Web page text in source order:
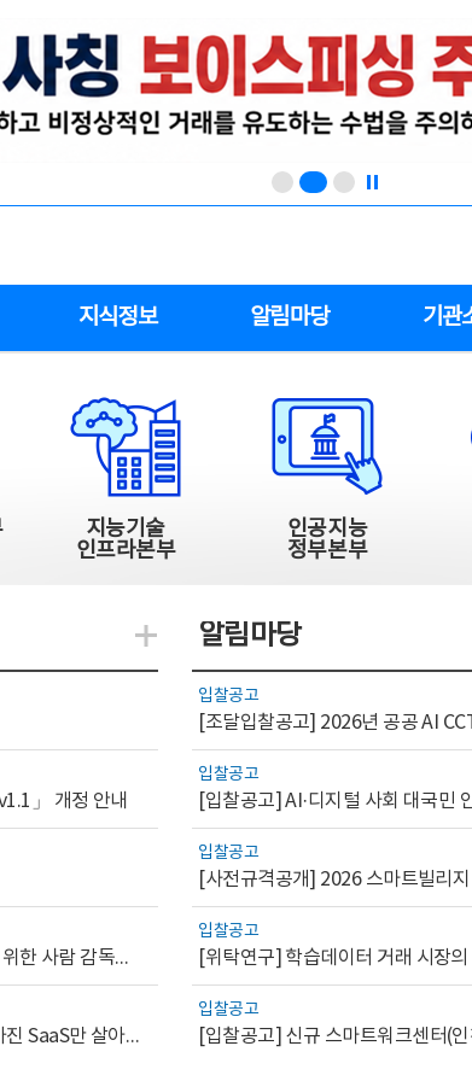
지식정보 알림마당 기관
지능기술
인프라본부
인공지능
정부본부
」 개정 안내
[AI.GOV 이슈리포트 2026-1호]공공부문 AI 통제를 위한 사람 감독의 해외 사례 분석 및 시사점
[디지털서비스 이슈리포트2026-7] 워크플로우를 가진 SaaS만 살아남는다
지식관련 더보기
알림마당
입찰공고
입찰공고
[입찰공고] AI·디지털 사회 대국민
입찰공고
[사전규격공개] 2026 스마트빌리
입찰공고
입찰공고
[입찰공고] 신규 스마트워크센터(